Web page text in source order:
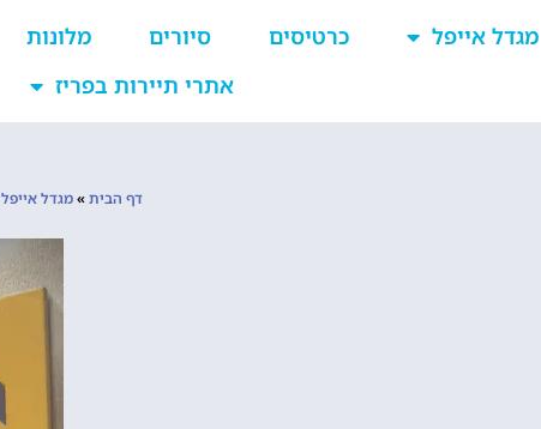
מגדל אייפל כרטיסים סיורים מלונות
אתרי תיירות בפריז
דף הבית»מגדל אייפל